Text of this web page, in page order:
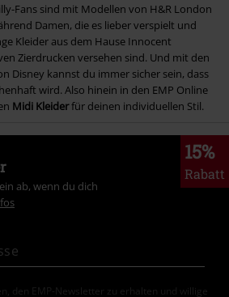
Fans sind mit Modellen von H&R London
Damen, die es lieber verspielt und
Kleider aus dem Hause Innocent
Zierdrucken versehen sind. Und mit den
Disney kannst du immer sicher sein, dass
wird. Also hinein in den EMP Online
Midi Kleiderfür deinen individuellen Stil.
15%
Rabatt
ab, wenn du dich
den EMP-Newsletter zu erhalten und willige